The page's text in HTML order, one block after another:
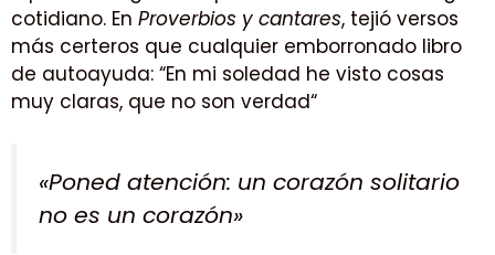
cotidiano. En Proverbios y cantares, tejió versos
más certeros que cualquier emborronado libro
de autoayuda: “En mi soledad he visto cosas
muy claras, que no son verdad“
«Poned atención: un corazón solitario
no es un corazón»